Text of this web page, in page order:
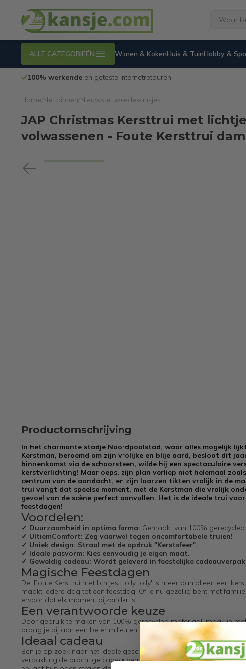
ALLE CATEGORIEËN Wonen & KokenHuis & TuinHobby &
100% werkendeen geteste internetretouren
Home Net binnen Nieuwste tweedekansjes
JAP Christmas Kersttrui met
volwassenen - Foute Kersttrui
Productomschrijving
In het charmante stadje Noordpoolstad, waar alles mogelijk
Kerstman, beroemd om zijn vrolijke en blije aard, besloot dit
binnenkomst via de schoorsteen, wilde hij een spectaculaire
kerstverlichting! Maar oeps, zijn plan verliep niet helemaal
centrum van de aandacht, en zijn laarzen tikten vrolijk in de
trui vangt dat speelse moment, met de Kerstman die vrolijk
gevoel van de scène perfect aanvullen. Het is de ideale trui
feestdagen!
Voordelen:
✓ Duurzaamheid in optima forma: Gemaakt van 100%
✓ UltiemComfort: Zeg vaarwel tegen oncomfortabele truien!
✓ Uniek design: Straal met de opdruk "Kerstsfeer".
✓ Ideale pasvorm: Kies eenvoudig je eigen maat.
✓ Geweldig cadeau: Wordt geleverd in feestelijke
Magische Feestdagen
De 'Foute Kersttrui met lichtjes Holly Jolly' is meer dan alleen een
maakt iedere dag tot een feestdag. Of je nu gezellig bent met
ervoor dat elk moment bijzonder is.
Een verantwoorde keuze
Door gebruik te maken van 100% gerecycled materiaal, maak je
draag je bij aan een beter milieu en kun je met een gerust hart van
Ideaal cadeau
Ben je op zoek naar het ideale geschenk voor de feestdagen? De
verpakking.de prachtige cadeauverpakking, perfect om onder de